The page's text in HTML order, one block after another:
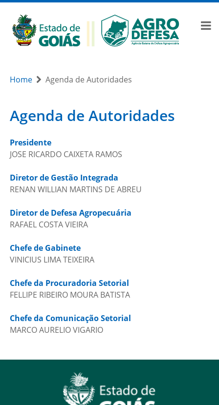
Home Agenda de Autoridades
Agenda de Autoridades
Presidente
JOSE RICARDO CAIXETA RAMOS
Diretor de Gestão Integrada
RENAN WILLIAN MARTINS DE ABREU
Diretor de Defesa Agropecuária
RAFAEL COSTA VIEIRA
Chefe de Gabinete
VINICIUS LIMA TEIXEIRA
Chefe da Procuradoria Setorial
FELLIPE RIBEIRO MOURA BATISTA
Chefe da Comunicação Setorial
MARCO AURELIO VIGARIO